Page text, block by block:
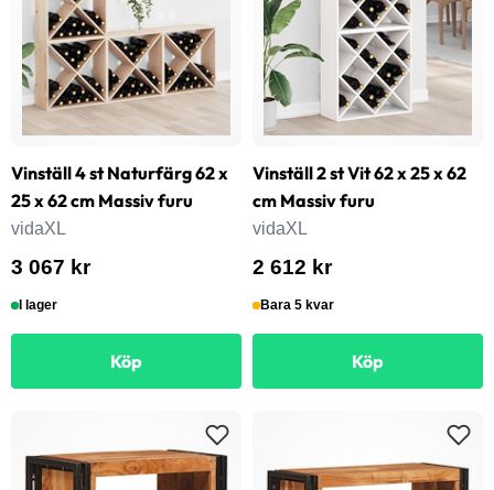
Vinställ 4 st Naturfärg 62 x
25 x 62 cm Massiv furu
vidaXL
3 067 kr
I lager
Köp
Vinställ 2 st Vit 62 x 25 x 62
cm Massiv furu
vidaXL
2 612 kr
Bara 5 kvar
Köp